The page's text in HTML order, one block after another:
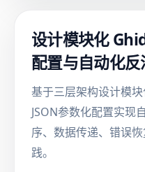
设计模块化
配置与自动化
基于三层架构设计模
JSON参数化配置实现
序、数据传递、错误
践。